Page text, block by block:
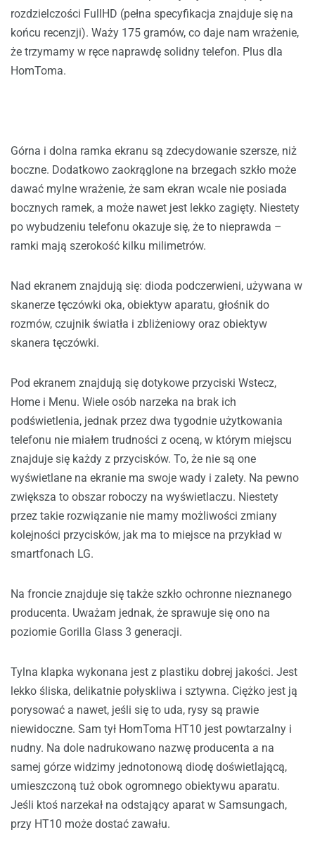
rozdzielczości FullHD (pełna specyfikacja znajduje się na
końcu recenzji). Waży 175 gramów, co daje nam wrażenie,
że trzymamy w ręce naprawdę solidny telefon. Plus dla
HomToma.
Górna i dolna ramka ekranu są zdecydowanie szersze, niż
boczne. Dodatkowo zaokrąglone na brzegach szkło może
dawać mylne wrażenie, że sam ekran wcale nie posiada
bocznych ramek, a może nawet jest lekko zagięty. Niestety
po wybudzeniu telefonu okazuje się, że to nieprawda –
ramki mają szerokość kilku milimetrów.
Nad ekranem znajdują się: dioda podczerwieni, używana w
skanerze tęczówki oka, obiektyw aparatu, głośnik do
rozmów, czujnik światła i zbliżeniowy oraz obiektyw
skanera tęczówki.
Pod ekranem znajdują się dotykowe przyciski Wstecz,
Home i Menu. Wiele osób narzeka na brak ich
podświetlenia, jednak przez dwa tygodnie użytkowania
telefonu nie miałem trudności z oceną, w którym miejscu
znajduje się każdy z przycisków. To, że nie są one
wyświetlane na ekranie ma swoje wady i zalety. Na pewno
zwiększa to obszar roboczy na wyświetlaczu. Niestety
przez takie rozwiązanie nie mamy możliwości zmiany
kolejności przycisków, jak ma to miejsce na przykład w
smartfonach LG.
Na froncie znajduje się także szkło ochronne nieznanego
producenta. Uważam jednak, że sprawuje się ono na
poziomie Gorilla Glass 3 generacji.
Tylna klapka wykonana jest z plastiku dobrej jakości. Jest
lekko śliska, delikatnie połyskliwa i sztywna. Ciężko jest ją
porysować a nawet, jeśli się to uda, rysy są prawie
niewidoczne. Sam tył HomToma HT10 jest powtarzalny i
nudny. Na dole nadrukowano nazwę producenta a na
samej górze widzimy jednotonową diodę doświetlającą,
umieszczoną tuż obok ogromnego obiektywu aparatu.
Jeśli ktoś narzekał na odstający aparat w Samsungach,
przy HT10 może dostać zawału.